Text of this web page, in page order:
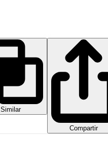
Similar
Compartir